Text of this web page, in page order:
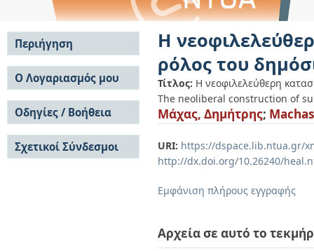
Η
ρόλος του
Τίτλος: Η νεοφιλελεύθερη
The neoliberal construction of
Μάχας, Δημήτρης;
URI: https://dspace.lib.ntua.gr/
http://dx.doi.org/10.26240/
Εμφάνιση πλήρους εγγραφής
Αρχεία σε αυτό το
Περιήγηση
Σε όλο το DSpace
Κοινότητες & Συλλογές
Ανά Ημερομηνία
Έκδοσης
Συγγραφείς
Τίτλοι
Θέματα
Ο Λογαριασμός μου
Σύνδεση
Εγγραφή
Οδηγίες / Βοήθεια
Οδηγίες Υποβολής
Οδηγίες Χρήσης ΙΑ
Συχνές Ερωτήσεις
Σχετικοί Σύνδεσμοι